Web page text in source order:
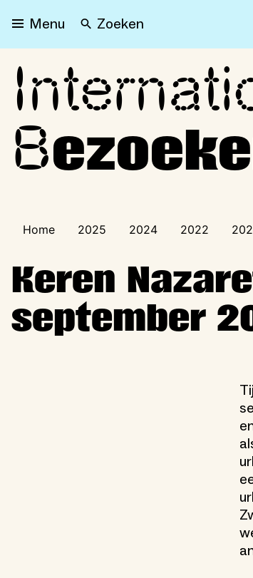
Menu Zoeken
Internationaal
B
Home 2025 2024 2022
Keren
september